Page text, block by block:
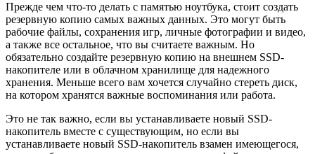
Прежде чем что-то делать с памятью ноутбука, стоит создать
резервную копию самых важных данных. Это могут быть
рабочие файлы, сохранения игр, личные фотографии и видео,
а также все остальное, что вы считаете важным. Но
обязательно создайте резервную копию на внешнем SSD-
накопителе или в облачном хранилище для надежного
хранения. Меньше всего вам хочется случайно стереть диск,
на котором хранятся важные воспоминания или работа.
Это не так важно, если вы устанавливаете новый SSD-
накопитель вместе с существующим, но если вы
устанавливаете новый SSD-накопитель взамен имеющегося,